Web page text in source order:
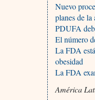
Nuevo
planes de la
PDUFA
El número
La FDA
obesidad
La FDA
América